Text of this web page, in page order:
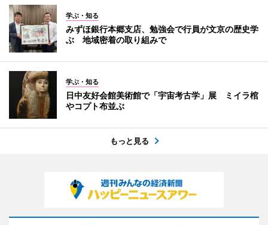
学ぶ・知る
みずほ銀行本郷支店、勉強会で行員が文京の歴史学
ぶ 地域密着の取り組みで
学ぶ・知る
日中友好会館美術館で「宇宙考古学」展 ミイラ棺
やコプト布並ぶ
もっと見る